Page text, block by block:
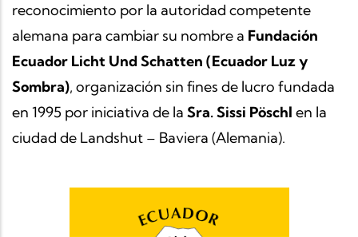
reconocimiento por la autoridad competente
alemana para cambiar su nombre a Fundación
Ecuador Licht Und Schatten (Ecuador Luz y
Sombra), organización sin fines de lucro fundada
en 1995 por iniciativa de la Sra. Sissi Pöschl en la
ciudad de Landshut – Baviera (Alemania).